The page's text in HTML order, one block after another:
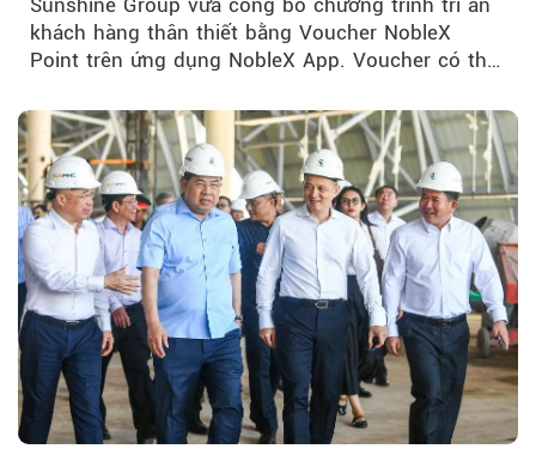
Sunshine Group vừa công bố chương trình tri ân
khách hàng thân thiết bằng Voucher NobleX
Point trên ứng dụng NobleX App. Voucher có thể